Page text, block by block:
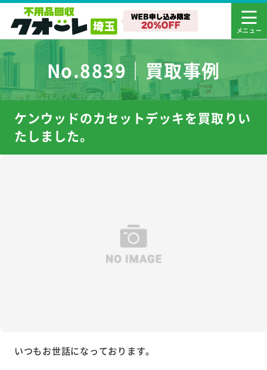
No.8839｜買取事例
ケンウッドのカセットデッキを買取りい
たしました。
いつもお世話になっております。